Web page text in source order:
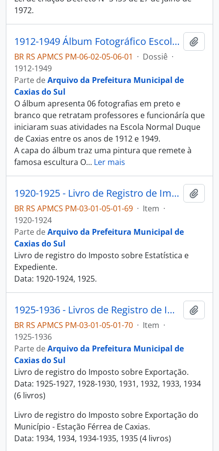
1972.
1912-1949 Álbum Fotográfico Escola Normal Duque de Caxias
BR RS APMCS PM-06-02-05-06-01 · Dossiê ·
1912-1949
Parte deArquivo da Prefeitura Municipal de
Caxias do Sul
O álbum apresenta 06 fotografias em preto e
branco que retratam professores e funcionáría que
iniciaram suas atividades na Escola Normal Duque
de Caxias entre os anos de 1912 e 1949.
A capa do álbum traz uma pintura que remete à
famosa escultura O… Ler mais
1920-1925 - Livro de Registro de Imposto sobre Estatística e Expediente
BR RS APMCS PM-03-01-05-01-69 · Item ·
1920-1924
Parte deArquivo da Prefeitura Municipal de
Caxias do Sul
Livro de registro do Imposto sobre Estatística e
Expediente.
Data: 1920-1924, 1925.
1925-1936 - Livros de Registro de Imposto sobre Exportação
BR RS APMCS PM-03-01-05-01-70 · Item ·
1925-1936
Parte deArquivo da Prefeitura Municipal de
Caxias do Sul
Livro de registro do Imposto sobre Exportação.
Data: 1925-1927, 1928-1930, 1931, 1932, 1933, 1934
(6 livros)
Livro de registro do Imposto sobre Exportação do
Município - Estação Férrea de Caxias.
Data: 1934, 1934, 1934-1935, 1935 (4 livros)